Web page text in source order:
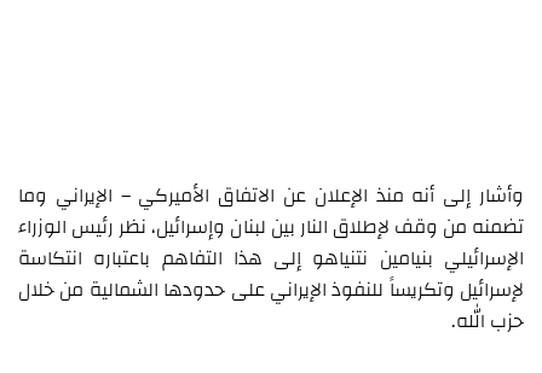
وأشار إلى أنه منذ الإعلان عن الاتفاق الأميركي – الإيراني وما
تضمنه من وقف لإطلاق النار بين لبنان وإسرائيل، نظر رئيس الوزراء
الإسرائيلي بنيامين نتنياهو إلى هذا التفاهم باعتباره انتكاسة
لإسرائيل وتكريساً للنفوذ الإيراني على حدودها الشمالية من خلال
حزب الله.